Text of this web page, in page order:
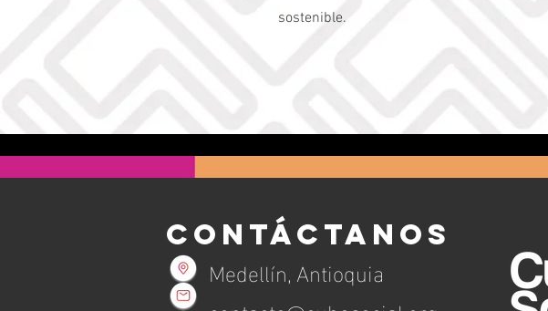
sostenible.
CONTÁCTANOS
Medellín, Antioquia